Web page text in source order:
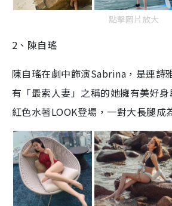
點擊圖片放大
2、陳自瑤
陳自瑤在劇中飾演Sabrina，是連詩
有「最索人妻」之稱的她擁有美好
紅色水著LOOK登場，一對大長腿成